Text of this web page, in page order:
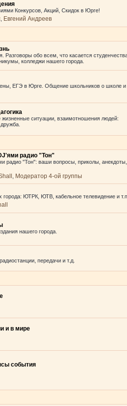
Конкурсов, Акций, Скидок в Юрге!
Евгений Андреев
Разговоры обо всем, что касается
колледжи нашего города.
ЕГЭ в Юрге. Общение школьников о школе и
ситуации, взаимотношения людей:
радио "Тон"
радио "Тон": ваши вопросы, приколы, анекдоты,
Модератор 4-ой группы
города: ЮТРК, ЮТВ, кабельное телевидение и
нашего города.
передачи и т.д.
и в мире
события